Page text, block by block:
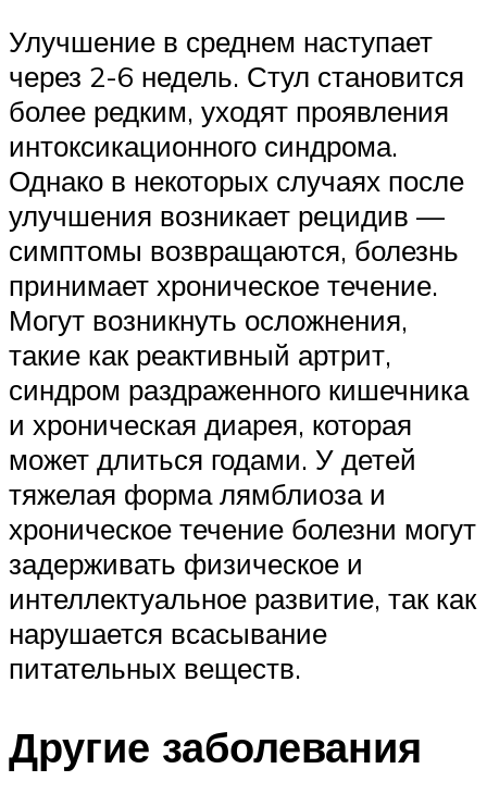
Улучшение в среднем наступает
через 2-6 недель. Стул становится
более редким, уходят проявления
интоксикационного синдрома.
Однако в некоторых случаях после
улучшения возникает рецидив —
симптомы возвращаются, болезнь
принимает хроническое течение.
Могут возникнуть осложнения,
такие как реактивный артрит,
синдром раздраженного кишечника
и хроническая диарея, которая
может длиться годами. У детей
тяжелая форма лямблиоза и
хроническое течение болезни могут
задерживать физическое и
интеллектуальное развитие, так как
нарушается всасывание
питательных веществ.
Другие заболевания